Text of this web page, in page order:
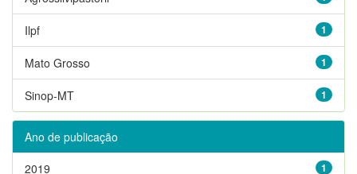
1
Ilpf
1
Mato Grosso
1
Sinop-MT
Ano de publicação
1
2019